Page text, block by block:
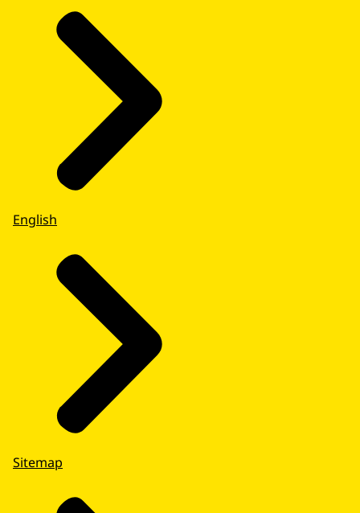
• De app geeft flitsmeldingen bij een NL-
Alert. U moet flitsmeldingen wel ingesteld
hebben op uw mobiele telefoon.
U kunt de app downloaden via de Google
Play Store en Apple App Store.
Ontvangst NL-Alert
De meeste mobiele telefoons zijn
automatisch ingesteld om NL-Alert te
website van Apple of Samsung hoe u dat
moet u NL-Alert zelf installeren. Daarvoor
zoekt u in het menu van uw toestel naar
'Cell Broadcast' en meld u aan voor kanaal
NL-Alert Testbericht
De overheid stuurt twee keer per jaar een
NL-Alert testbericht uit. Dat is op de eerste
maandag in juni en december. Als u het
testbericht ontvangt, weet u hoe het is om
Staat uw mobiele telefoon uit, dan mist u
English
Sitemap